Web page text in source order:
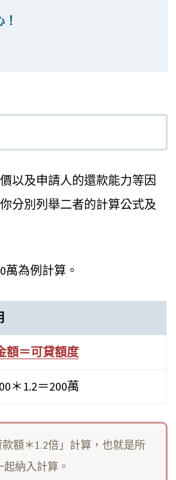
以及申請人的還款能力等因
分別列舉二者的計算公式及
為例計算。
額＝可貸額度
＊1.2＝200萬
額＊1.2倍」計算，也就是所
納入計算。